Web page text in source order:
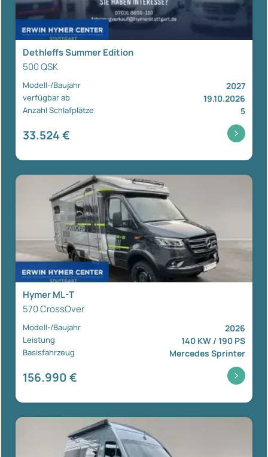
Dethleffs Summer Edition
500 QSK
Modell-/Baujahr 2027
verfügbar ab 19.10.2026
Anzahl Schlafplätze 5
33.524 €
Hymer ML-T
570 CrossOver
Modell-/Baujahr 2026
Leistung 140 KW / 190 PS
Basisfahrzeug Mercedes Sprinter
156.990 €